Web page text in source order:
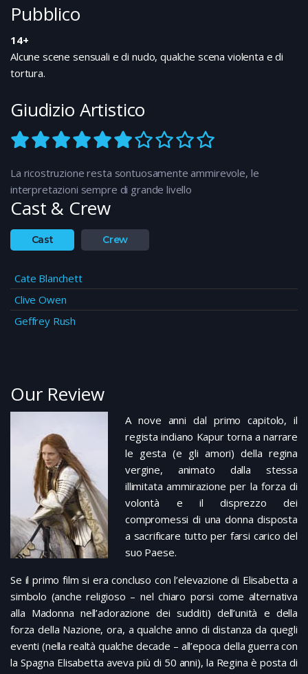
Pubblico
14+
Alcune scene sensuali e di nudo, qualche scena violenta e di
tortura.
Giudizio Artistico
La ricostruzione resta sontuosamente ammirevole, le
interpretazioni sempre di grande livello
Cast & Crew
Cast Crew
Cate Blanchett
Clive Owen
Geffrey Rush
Our Review
A nove anni dal primo capitolo, il
regista indiano Kapur torna a narrare
le gesta (e gli amori) della regina
vergine, animato dalla stessa
illimitata ammirazione per la forza di
volontà e il disprezzo dei
compromessi di una donna disposta
a sacrificare tutto per farsi carico del
suo Paese.
Se il primo film si era concluso con l’elevazione di Elisabetta a
simbolo (anche religioso – nel chiaro porsi come alternativa
alla Madonna nell’adorazione dei sudditi) dell’unità e della
forza della Nazione, ora, a qualche anno di distanza da quegli
eventi (nella realtà qualche decade – all’epoca della guerra con
la Spagna Elisabetta aveva più di 50 anni), la Regina è posta di